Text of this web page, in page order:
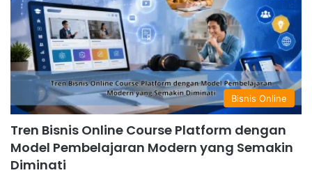
Bisnis Online
Tren Bisnis Online Course Platform dengan
Model Pembelajaran Modern yang Semakin
Diminati